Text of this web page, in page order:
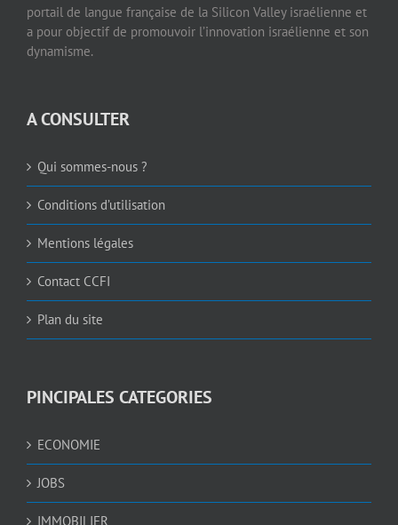
portail de langue française de la Silicon Valley israélienne et
a pour objectif de promouvoir l’innovation israélienne et son
dynamisme.
A CONSULTER
Qui sommes-nous ?
Conditions d’utilisation
Mentions légales
Contact CCFI
Plan du site
PINCIPALES CATEGORIES
ECONOMIE
JOBS
IMMOBILIER